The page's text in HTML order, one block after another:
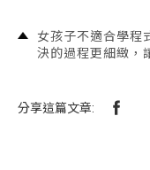
女孩子不適合學程
決的過程更細緻，
分享這篇文章: